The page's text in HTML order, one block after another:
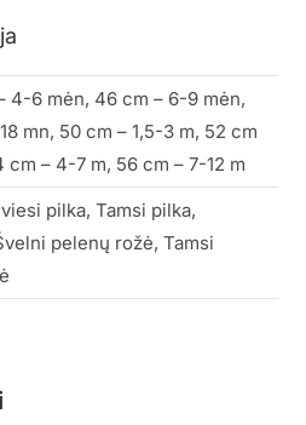
4-6 mėn, 46 cm – 6-9 mėn,
mn, 50 cm – 1,5-3 m, 52 cm
cm – 4-7 m, 56 cm – 7-12 m
pilka, Tamsi pilka,
pelenų rožė, Tamsi